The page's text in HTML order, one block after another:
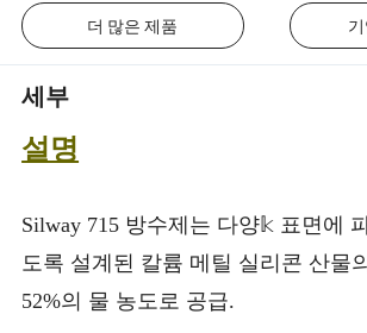
더 많은 제품
세부
설명
Silway 715 방수제는 다양𝕜 표면에
도록 설계된 칼륨 메틸 실리콘 산물
52%의 물 농도로 공급.